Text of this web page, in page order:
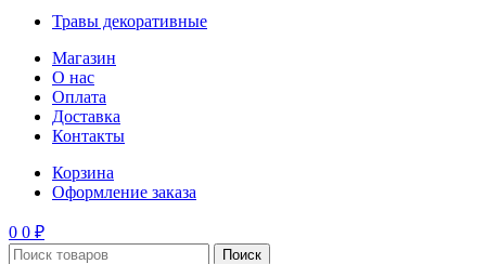
Травы декоративные
Магазин
О нас
Оплата
Доставка
Контакты
Корзина
Оформление заказа
0 0 ₽
Поиск